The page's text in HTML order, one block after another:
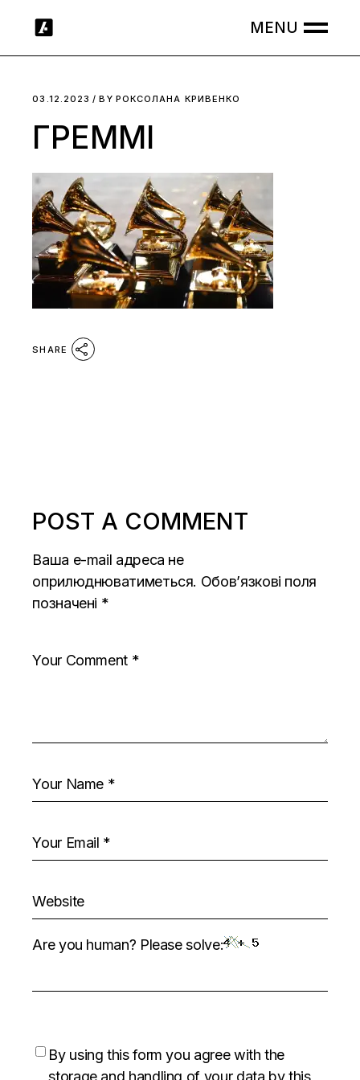
03.12.2023 BY РОКСОЛАНА КРИВЕНКО
ГРЕММІ
SHARE
POST A COMMENT
Ваша e-mail адреса не
оприлюднюватиметься. Обов’язкові поля
позначені *
Are you human? Please solve:
By using this form you agree with the
storage and handling of your data by this